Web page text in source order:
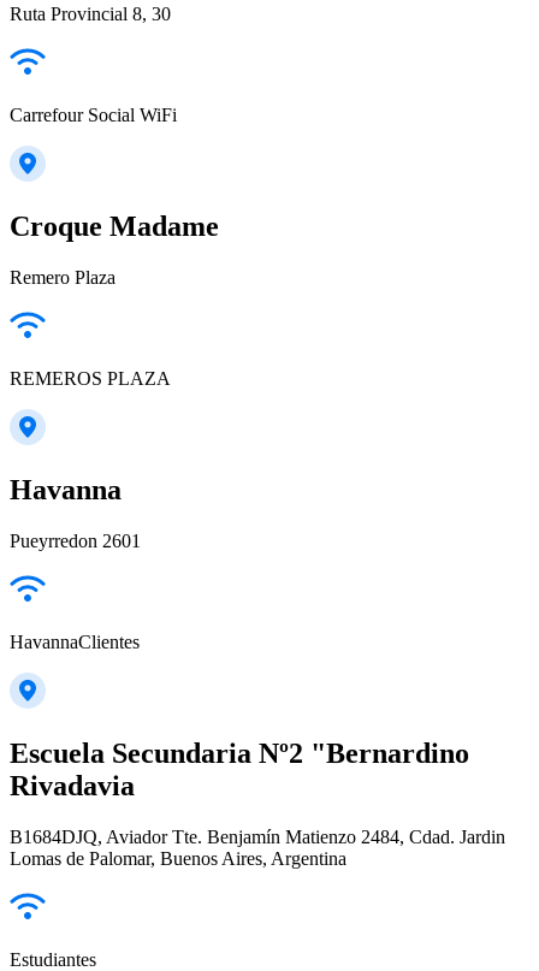
Ruta Provincial 8, 30
Carrefour Social WiFi
Croque Madame
Remero Plaza
REMEROS PLAZA
Havanna
Pueyrredon 2601
HavannaClientes
Escuela Secundaria Nº2 "Bernardino
Rivadavia
B1684DJQ, Aviador Tte. Benjamín Matienzo 2484, Cdad. Jardin
Lomas de Palomar, Buenos Aires, Argentina
Estudiantes